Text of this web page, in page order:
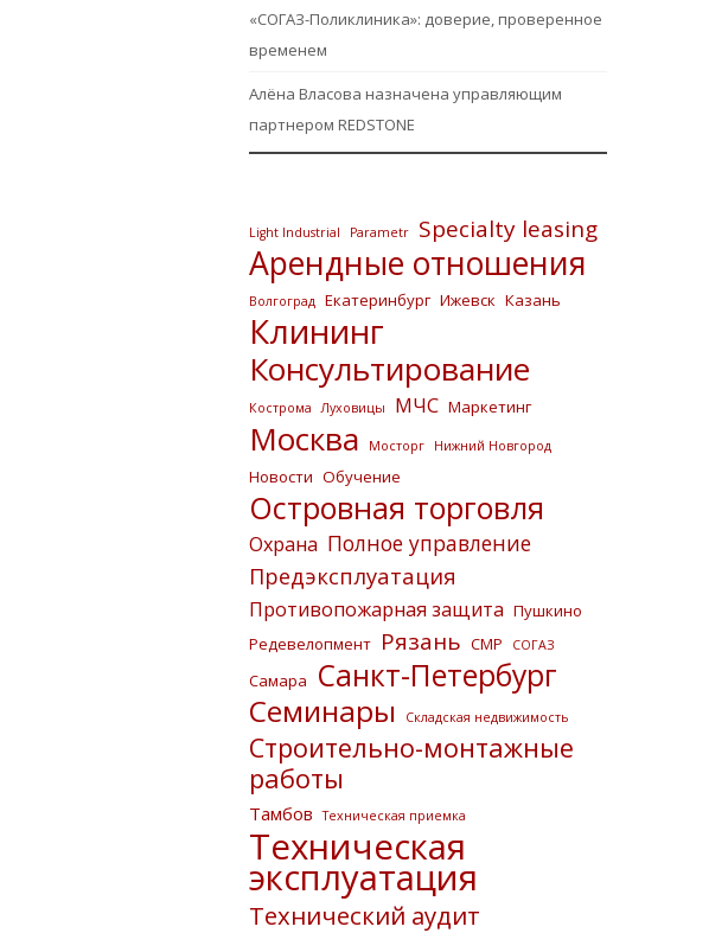
«СОГАЗ-Поликлиника»: доверие, проверенное
временем
Алёна Власова назначена управляющим
партнером REDSTONE
Light Industrial Parametr Specialty leasing
Арендные отношения
Волгоград Екатеринбург Ижевск Казань
Клининг
Консультирование
Кострома Луховицы МЧС Маркетинг
Москва Мосторг Нижний Новгород
Новости Обучение
Островная торговля
Охрана Полное управление
Предэксплуатация
Противопожарная защита Пушкино
Редевелопмент Рязань СМР СОГАЗ
Самара
Санкт-Петербург
Семинары
Складская недвижимость
Строительно-монтажные
работы
Тамбов Техническая приемка
Техническая
эксплуатация
Технический аудит